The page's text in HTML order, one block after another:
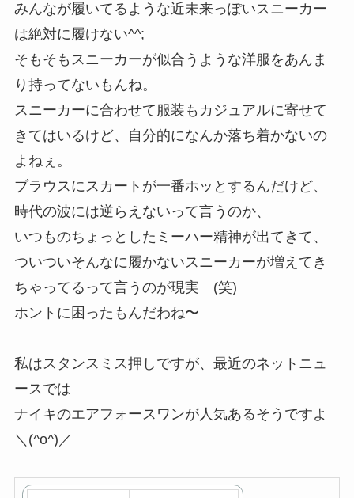
みんなが履いてるような近未来っぽいスニーカー
は絶対に履けない^^;
そもそもスニーカーが似合うような洋服をあんま
り持ってないもんね。
スニーカーに合わせて服装もカジュアルに寄せて
きてはいるけど、自分的になんか落ち着かないの
よねぇ。
ブラウスにスカートが一番ホッとするんだけど、
時代の波には逆らえないって言うのか、
いつものちょっとしたミーハー精神が出てきて、
ついついそんなに履かないスニーカーが増えてき
ちゃってるって言うのが現実 (笑)
ホントに困ったもんだわね〜
私はスタンスミス押しですが、最近のネットニュ
ースでは
ナイキのエアフォースワンが人気あるそうですよ
＼(^o^)／